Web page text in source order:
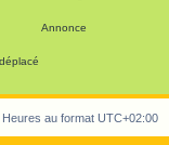
Annonce
Heures au format UTC+02:00